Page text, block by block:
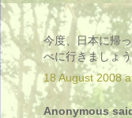
今度、日本に帰
べに行きましょ
18 August 2008
Anonymous